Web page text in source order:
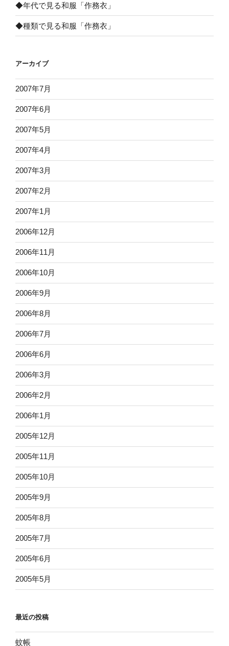
◆年代で見る和服「作務衣」
◆種類で見る和服「作務衣」
アーカイブ
2007年7月
2007年6月
2007年5月
2007年4月
2007年3月
2007年2月
2007年1月
2006年12月
2006年11月
2006年10月
2006年9月
2006年8月
2006年7月
2006年6月
2006年3月
2006年2月
2006年1月
2005年12月
2005年11月
2005年10月
2005年9月
2005年8月
2005年7月
2005年6月
2005年5月
最近の投稿
蚊帳